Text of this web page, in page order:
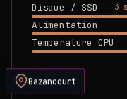
Disque / SSD
3
Alimentation
Température CPU
DEVIS PRÊT
Bazancourt